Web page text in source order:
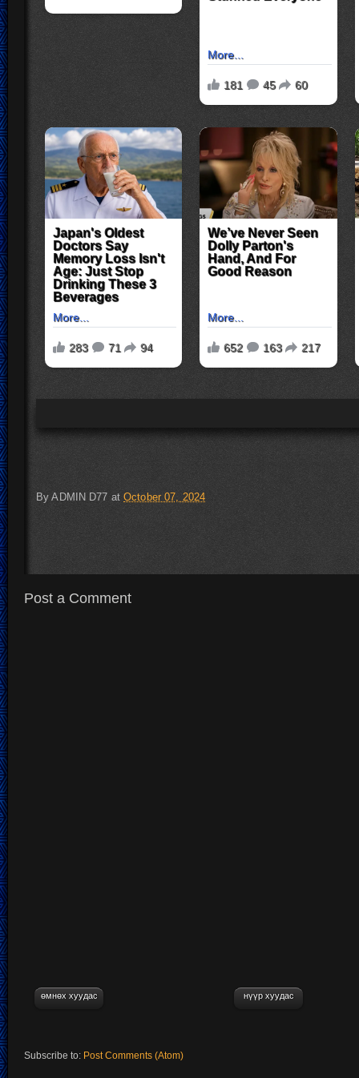
ByADMIN D77 atOctober 07, 2024
Post a Comment
өмнөх хуудас нүүр хуудас
Subscribe to: Post Comments (Atom)